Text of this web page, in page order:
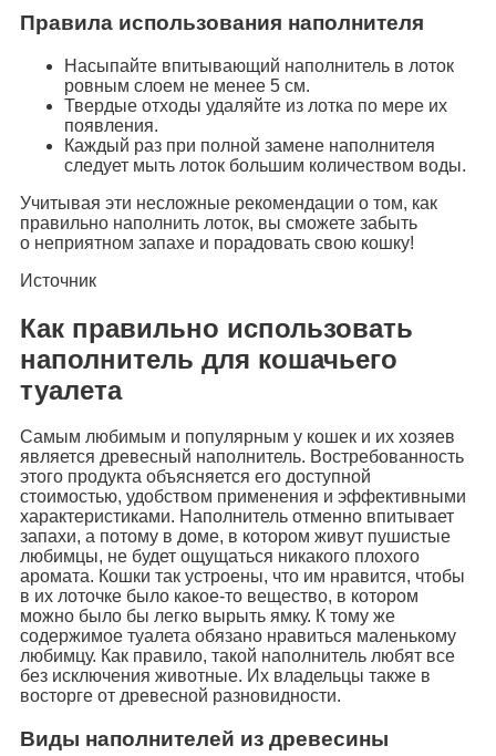
Правила использования наполнителя
Насыпайте впитывающий наполнитель в лоток
ровным слоем не менее 5 см.
Твердые отходы удаляйте из лотка по мере их
появления.
Каждый раз при полной замене наполнителя
следует мыть лоток большим количеством воды.
Учитывая эти несложные рекомендации о том, как
правильно наполнить лоток, вы сможете забыть
о неприятном запахе и порадовать свою кошку!
Источник
Как правильно использовать
наполнитель для кошачьего
туалета
Самым любимым и популярным у кошек и их хозяев
является древесный наполнитель. Востребованность
этого продукта объясняется его доступной
стоимостью, удобством применения и эффективными
характеристиками. Наполнитель отменно впитывает
запахи, а потому в доме, в котором живут пушистые
любимцы, не будет ощущаться никакого плохого
аромата. Кошки так устроены, что им нравится, чтобы
в их лоточке было какое-то вещество, в котором
можно было бы легко вырыть ямку. К тому же
содержимое туалета обязано нравиться маленькому
любимцу. Как правило, такой наполнитель любят все
без исключения животные. Их владельцы также в
восторге от древесной разновидности.
Виды наполнителей из древесины